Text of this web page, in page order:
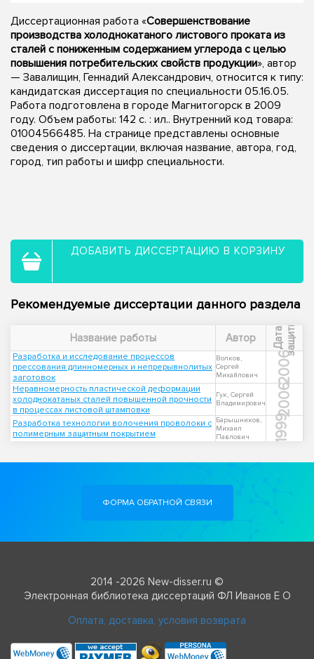
Диссертационная работа «Совершенствование
производства холоднокатаного листового проката из
сталей с пониженным содержанием углерода с целью
повышения потребительских свойств продукции», автор
— Завалищин, Геннадий Александрович, относится к типу:
кандидатская диссертация по специальности 05.16.05.
Работа подготовлена в городе Магнитогорск в 2009
году. Объем работы: 142 с. : ил.. Внутренний код товара:
01004566485. На странице представлены основные
сведения о диссертации, включая название, автора, год,
город, тип работы и шифр специальности.
ДОБАВИТЬ ДИССЕРТАЦИЮ В КОРЗИНУ
Рекомендуемые диссертации данного раздела
Название работы Автор Д
а
т
а
з
а
щ
и
т ы
Разработка и исследование процессов
прессования длинномерных и непрерывнолитых
заготовок
Волков,
Сергей
Михайлович
2006
Неравномерность пластической деформации
холоднокатаных сталей повышенной прочности
в процессах листовой штамповки
Гук, Сергей
Владимирович
2006
Разработка технологии волочения проволоки с
полимерным защитным покрытием
Барышников,
Михаил
Павлович
1999
ФОРМА ОБРАТНОЙ СВЯЗИ
2014 -2026 New-disser.ru ©
Электронная библиотека диссертаций ФЛ Иванов Е О
Оплата, доставка, условия возврата